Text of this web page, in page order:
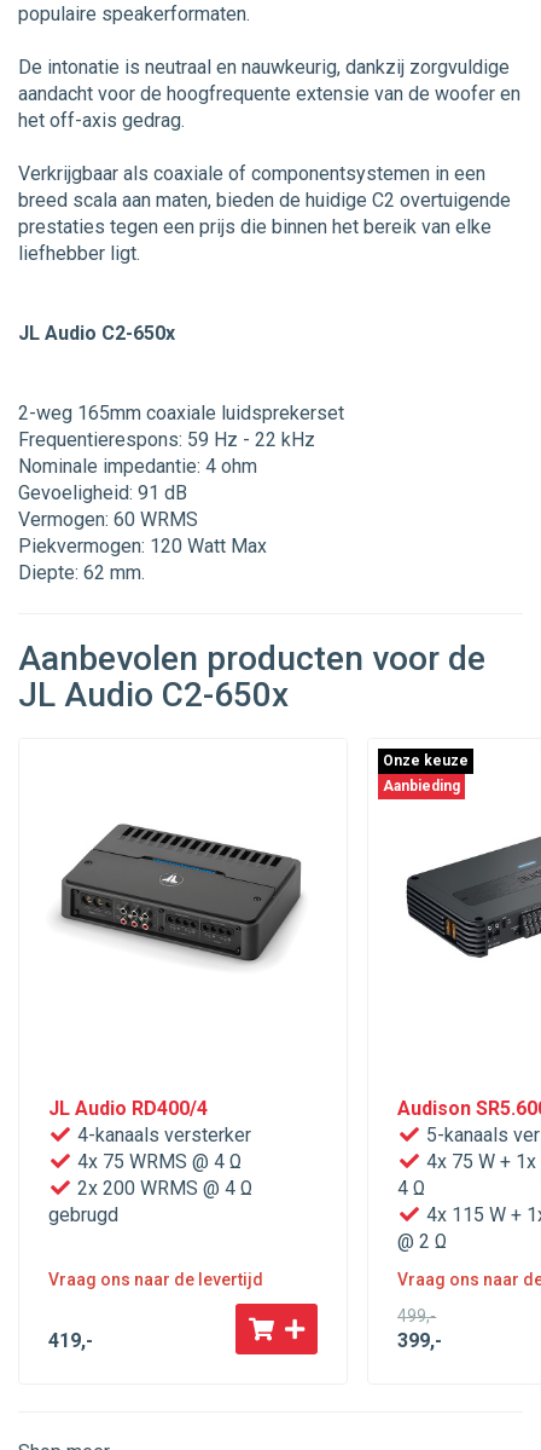
populaire speakerformaten.
De intonatie is neutraal en nauwkeurig, dankzij zorgvuldige
aandacht voor de hoogfrequente extensie van de woofer en
het off-axis gedrag.
Verkrijgbaar als coaxiale of componentsystemen in een
breed scala aan maten, bieden de huidige C2 overtuigende
prestaties tegen een prijs die binnen het bereik van elke
liefhebber ligt.
JL Audio C2-650x
2-weg 165mm coaxiale luidsprekerset
Frequentierespons: 59 Hz - 22 kHz
Nominale impedantie: 4 ohm
Gevoeligheid: 91 dB
Vermogen: 60 WRMS
Piekvermogen: 120 Watt Max
Diepte: 62 mm.
Aanbevolen producten voor de
JL Audio C2-650x
JL Audio RD400/4
4-kanaals versterker
4x 75 WRMS @ 4 Ω
2x 200 WRMS @ 4 Ω
gebrugd
Vraag ons naar de levertijd
419,-
Onze keuze
Aanbieding
Audison
5-kanaals
4x 75 W + 1x
4 Ω
4x 115 W +
@ 2 Ω
Vraag ons naar
499,-
399,-